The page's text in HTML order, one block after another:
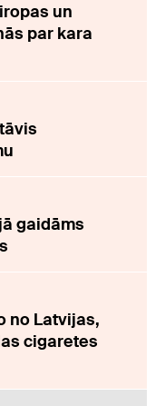
un
par kara
gaidāms
no Latvijas,
cigaretes